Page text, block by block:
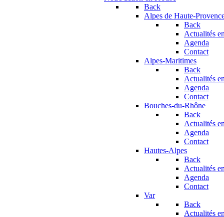
Back
Alpes de Haute-
Back
Actualités
Agenda
Contact
Alpes-Maritimes
Back
Actualités
Agenda
Contact
Bouches-du-Rhône
Back
Actualités
Agenda
Contact
Hautes-Alpes
Back
Actualités
Agenda
Contact
Var
Back
Actualités